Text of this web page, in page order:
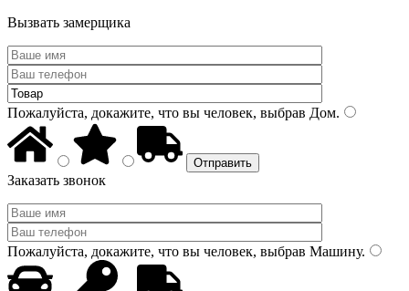
Вызвать замерщика
Пожалуйста, докажите, что вы человек, выбрав Дом.
Заказать звонок
Пожалуйста, докажите, что вы человек, выбрав Машину.